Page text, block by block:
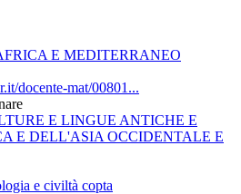
E MEDITERRANEO
docente-mat/00801...
E LINGUE ANTICHE E
E DELL'ASIA OCCIDENTALE E
e civiltà copta